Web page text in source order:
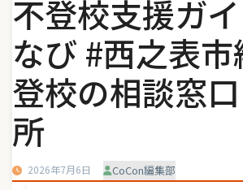
不登校支援ガ
なび #西之表
登校の相談窓
所
2026年7月6日 CoCon編集部